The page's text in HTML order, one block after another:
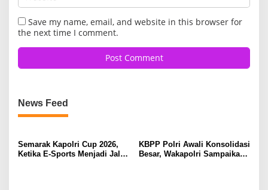
Save my name, email, and website in this browser for
the next time I comment.
News Feed
Semarak Kapolri Cup 2026,
Ketika E-Sports Menjadi Jalan
KBPP Polri Awali Konsolidasi
Besar, Wakapolri Sampaikan